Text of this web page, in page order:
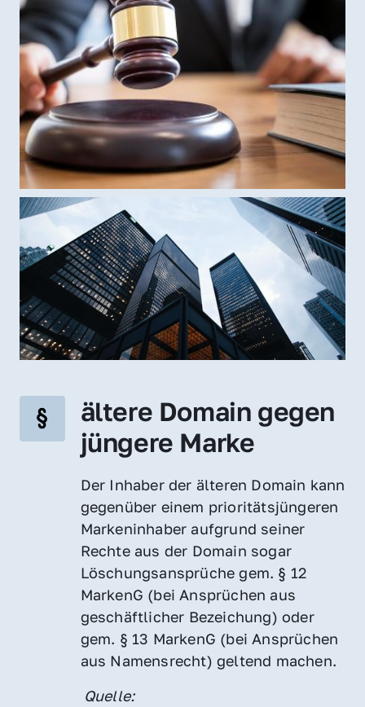
ältere Domain gegen
jüngere Marke
Der Inhaber der älteren Domain kann
gegenüber einem prioritätsjüngeren
Markeninhaber aufgrund seiner
Rechte aus der Domain sogar
Löschungsansprüche gem. § 12
MarkenG (bei Ansprüchen aus
geschäftlicher Bezeichung) oder
gem. § 13 MarkenG (bei Ansprüchen
aus Namensrecht) geltend machen.